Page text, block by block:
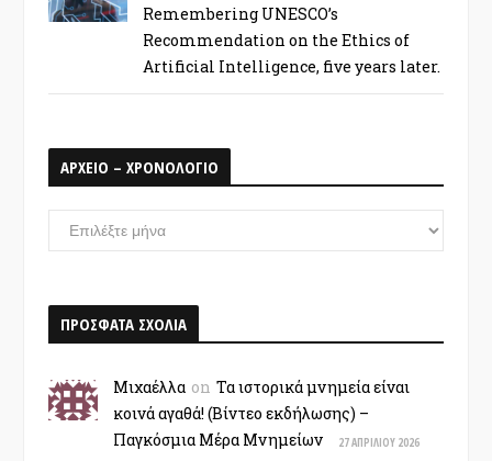
Remembering UNESCO’s
Recommendation on the Ethics of
Artificial Intelligence, five years later.
ΑΡΧΕΙΟ – ΧΡΟΝΟΛΟΓΙΟ
ΑΡΧΕΙΟ
–
ΠΡΟΣΦΑΤΑ ΣΧΟΛΙΑ
Μιχαέλλα on Τα ιστορικά μνημεία είναι
κοινά αγαθά! (Βίντεο εκδήλωσης) –
Παγκόσμια Μέρα Μνημείων
27 ΑΠΡΙΛΊΟΥ 2026